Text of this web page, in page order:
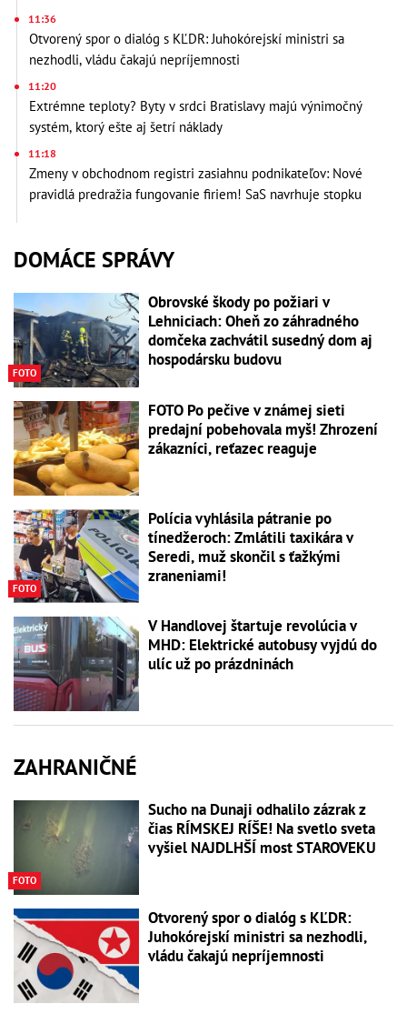
11:36
Otvorený spor o dialóg s KĽDR: Juhokórejskí ministri sa
nezhodli, vládu čakajú nepríjemnosti
11:20
Extrémne teploty? Byty v srdci Bratislavy majú výnimočný
systém, ktorý ešte aj šetrí náklady
11:18
Zmeny v obchodnom registri zasiahnu podnikateľov: Nové
pravidlá predražia fungovanie firiem! SaS navrhuje stopku
DOMÁCE SPRÁVY
FOTO
Obrovské škody po požiari v
Lehniciach: Oheň zo záhradného
domčeka zachvátil susedný dom aj
hospodársku budovu
FOTO Po pečive v známej sieti
predajní pobehovala myš! Zhrození
zákazníci, reťazec reaguje
FOTO
Polícia vyhlásila pátranie po
tínedžeroch: Zmlátili taxikára v
Seredi, muž skončil s ťažkými
zraneniami!
V Handlovej štartuje revolúcia v
MHD: Elektrické autobusy vyjdú do
ulíc už po prázdninách
ZAHRANIČNÉ
FOTO
Sucho na Dunaji odhalilo zázrak z
čias RÍMSKEJ RÍŠE! Na svetlo sveta
vyšiel NAJDLHŠÍ most STAROVEKU
Otvorený spor o dialóg s KĽDR:
Juhokórejskí ministri sa nezhodli,
vládu čakajú nepríjemnosti